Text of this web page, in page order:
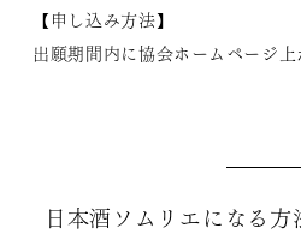
【申し込み方法】
出願期間内に協会ホームページ上
日本酒ソムリエになる